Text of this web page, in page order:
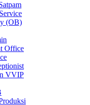
(OB)
Office
VVIP